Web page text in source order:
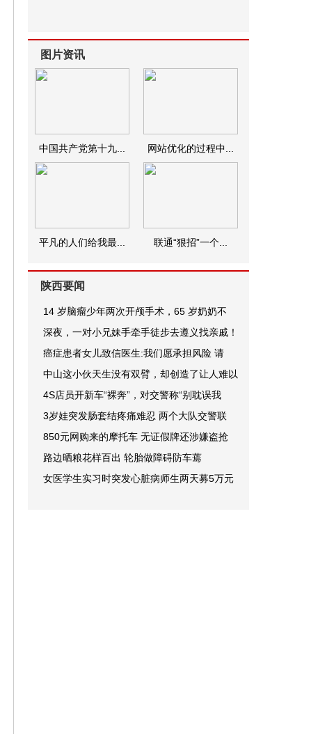
图片资讯
中国共产党第十九... 网站优化的过程中...
平凡的人们给我最... 联通“狠招”一个...
陕西要闻
14 岁脑瘤少年两次开颅手术，65 岁奶奶不
深夜，一对小兄妹手牵手徒步去遵义找亲戚！
癌症患者女儿致信医生:我们愿承担风险 请
中山这小伙天生没有双臂，却创造了让人难以
4S店员开新车“裸奔”，对交警称“别耽误我
3岁娃突发肠套结疼痛难忍 两个大队交警联
850元网购来的摩托车 无证假牌还涉嫌盗抢
路边晒粮花样百出 轮胎做障碍防车蔫
女医学生实习时突发心脏病师生两天募5万元